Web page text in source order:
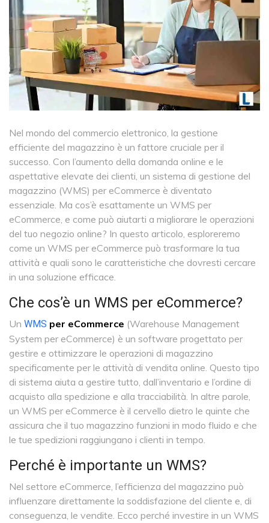
Nel mondo del commercio elettronico, la gestione
efficiente del magazzino è un fattore cruciale per il
successo. Con l’aumento della domanda online e le
aspettative elevate dei clienti, un sistema di gestione del
magazzino (WMS) per eCommerce è diventato
essenziale. Ma cos’è esattamente un WMS per
eCommerce, e come può aiutarti a migliorare le operazioni
del tuo negozio online? In questo articolo, esploreremo
come un WMS per eCommerce può trasformare la tua
attività e quali sono le caratteristiche che dovresti cercare
in una soluzione efficace.
Che cos’è un WMS per eCommerce?
Un WMS per eCommerce (Warehouse Management
System per eCommerce) è un software progettato per
gestire e ottimizzare le operazioni di magazzino
specificamente per le attività di vendita online. Questo tipo
di sistema aiuta a gestire tutto, dall’inventario e l’ordine di
acquisto alla spedizione e alla tracciabilità. In altre parole,
un WMS per eCommerce è il cervello dietro le quinte che
assicura che il tuo magazzino funzioni in modo fluido e che
le tue spedizioni raggiungano i clienti in tempo.
Perché è importante un WMS?
Nel settore eCommerce, l’efficienza del magazzino può
influenzare direttamente la soddisfazione del cliente e, di
conseguenza, le vendite. Ecco perché investire in un WMS